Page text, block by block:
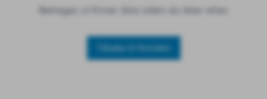
Beklager, vi finner ikke siden du leter etter.
Tilbake til forsiden